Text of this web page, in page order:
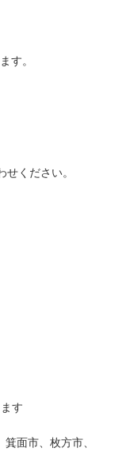
す。
せください。
す
面市、枚方市、